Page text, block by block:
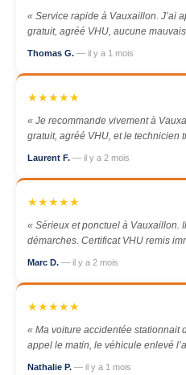
« Service rapide à Vauxaillon. J’ai
gratuit, agréé VHU, aucune
Thomas G. — il y a 1 mois
★★★★★
« Je recommande vivement à
gratuit, agréé VHU, et le technicien
Laurent F. — il y a 2 mois
★★★★★
« Sérieux et ponctuel à Vauxaillon.
démarches. Certificat VHU remis
Marc D. — il y a 2 mois
★★★★★
« Ma voiture accidentée stationnait
appel le matin, le véhicule enlevé
Nathalie P. — il y a 1 mois